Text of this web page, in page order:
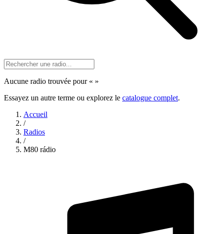
Aucune radio trouvée pour « »
Essayez un autre terme ou explorez le catalogue complet.
Accueil
/
Radios
/
M80 rádio